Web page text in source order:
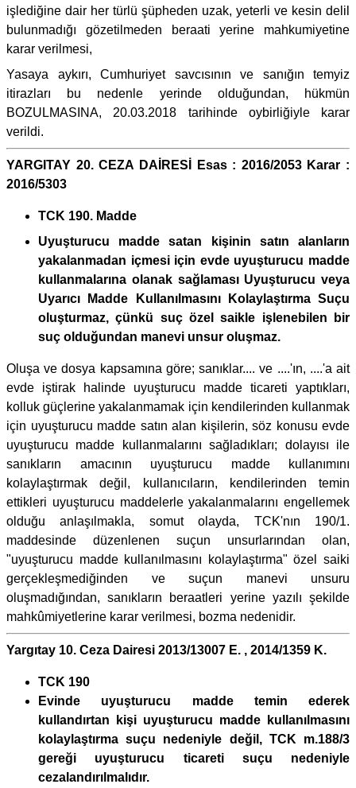
işlediğine dair her türlü şüpheden uzak, yeterli ve kesin delil
bulunmadığı gözetilmeden beraati yerine mahkumiyetine
karar verilmesi,
Yasaya aykırı, Cumhuriyet savcısının ve sanığın temyiz
itirazları bu nedenle yerinde olduğundan, hükmün
BOZULMASINA, 20.03.2018 tarihinde oybirliğiyle karar
verildi.
YARGITAY 20. CEZA DAİRESİ Esas : 2016/2053 Karar :
2016/5303
TCK 190. Madde
Uyuşturucu madde satan kişinin satın alanların
yakalanmadan içmesi için evde uyuşturucu madde
kullanmalarına olanak sağlaması Uyuşturucu veya
Uyarıcı Madde Kullanılmasını Kolaylaştırma Suçu
oluşturmaz, çünkü suç özel saikle işlenebilen bir
suç olduğundan manevi unsur oluşmaz.
Oluşa ve dosya kapsamına göre; sanıklar.... ve ....'ın, ....'a ait
evde iştirak halinde uyuşturucu madde ticareti yaptıkları,
kolluk güçlerine yakalanmamak için kendilerinden kullanmak
için uyuşturucu madde satın alan kişilerin, söz konusu evde
uyuşturucu madde kullanmalarını sağladıkları; dolayısı ile
sanıkların amacının uyuşturucu madde kullanımını
kolaylaştırmak değil, kullanıcıların, kendilerinden temin
ettikleri uyuşturucu maddelerle yakalanmalarını engellemek
olduğu anlaşılmakla, somut olayda, TCK'nın 190/1.
maddesinde düzenlenen suçun unsurlarından olan,
"uyuşturucu madde kullanılmasını kolaylaştırma" özel saiki
gerçekleşmediğinden ve suçun manevi unsuru
oluşmadığından, sanıkların beraatleri yerine yazılı şekilde
mahkûmiyetlerine karar verilmesi, bozma nedenidir.
Yargıtay 10. Ceza Dairesi 2013/13007 E. , 2014/1359 K.
TCK 190
Evinde uyuşturucu madde temin ederek
kullandırtan kişi uyuşturucu madde kullanılmasını
kolaylaştırma suçu nedeniyle değil, TCK m.188/3
gereği uyuşturucu ticareti suçu nedeniyle
cezalandırılmalıdır.